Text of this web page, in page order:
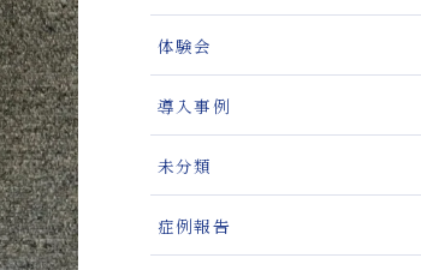
体験会
導入事例
未分類
症例報告